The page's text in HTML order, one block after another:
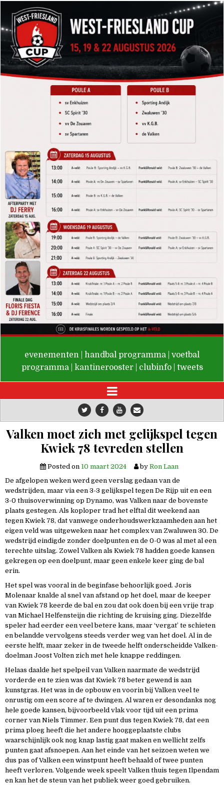
De Valken
evenementen handbal programma
voetbal
programma
kantinerooster clubinfo tweets
Valken moet zich met gelijkspel tegen
Kwiek 78 tevreden stellen
Posted on 10 maart 2024 by Ron Laan
De afgelopen weken werd geen verslag gedaan van de
wedstrijden, maar via een 3-3 gelijkspel tegen De Rijp uit en een
3-0 thuisoverwinning op Dynamo, was Valken naar de bovenste
plaats gestegen. Als koploper trad het elftal dit weekend aan
tegen Kwiek 78, dat vanwege onderhoudswerkzaamheden aan het
eigen veld was uitgeweken naar het complex van Zwaluwen 30. De
wedstrijd eindigde zonder doelpunten en de 0-0 was al met al een
terechte uitslag. Zowel Valken als Kwiek 78 hadden goede kansen
gekregen op een doelpunt, maar geen enkele keer ging de bal
erin.
Het spel was vooral in de beginfase behoorlijk goed. Joris
Molenaar knalde al snel van afstand op het doel, maar de keeper
van Kwiek 78 keerde de bal en zou dat ook doen bij een vrije trap
van Michael Helfensteijn die richting de kruising ging. Diezelfde
speler had eerder een veel betere kans, maar ‘vergat’ te schieten
en belandde vervolgens steeds verder weg van het doel. Al in de
eerste helft, maar zeker in de tweede helft onderscheidde Valken-
doelman Joost Volten zich met hele knappe reddingen.
Helaas daalde het spelpeil van Valken naarmate de wedstrijd
vorderde en te zien was dat Kwiek 78 beter gewend is aan
kunstgras. Het was in de opbouw en voorin bij Valken veel te
onrustig om een score af te dwingen. Al waren er desondanks nog
hele goede kansen, bijvoorbeeld vlak voor tijd uit een prima
corner van Niels Timmer. Een punt dus tegen Kwiek 78, dat een
prima ploeg heeft die het andere hooggeplaatste clubs
waarschijnlijk ook nog knap lastig gaat maken en wellicht zelfs
punten gaat afsnoepen. Aan het einde van het seizoen weten we
dus pas of Valken een winstpunt heeft behaald of twee punten
heeft verloren. Volgende week speelt Valken thuis tegen Ilpendam
en kan het de steun van het publiek weer goed gebruiken.